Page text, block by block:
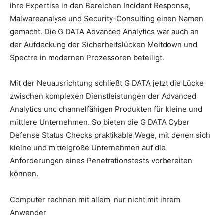
ihre Expertise in den Bereichen Incident Response,
Malwareanalyse und Security-Consulting einen Namen
gemacht. Die G DATA Advanced Analytics war auch an
der Aufdeckung der Sicherheitslücken Meltdown und
Spectre in modernen Prozessoren beteiligt.
Mit der Neuausrichtung schließt G DATA jetzt die Lücke
zwischen komplexen Dienstleistungen der Advanced
Analytics und channelfähigen Produkten für kleine und
mittlere Unternehmen. So bieten die G DATA Cyber
Defense Status Checks praktikable Wege, mit denen sich
kleine und mittelgroße Unternehmen auf die
Anforderungen eines Penetrationstests vorbereiten
können.
Computer rechnen mit allem, nur nicht mit ihrem
Anwender